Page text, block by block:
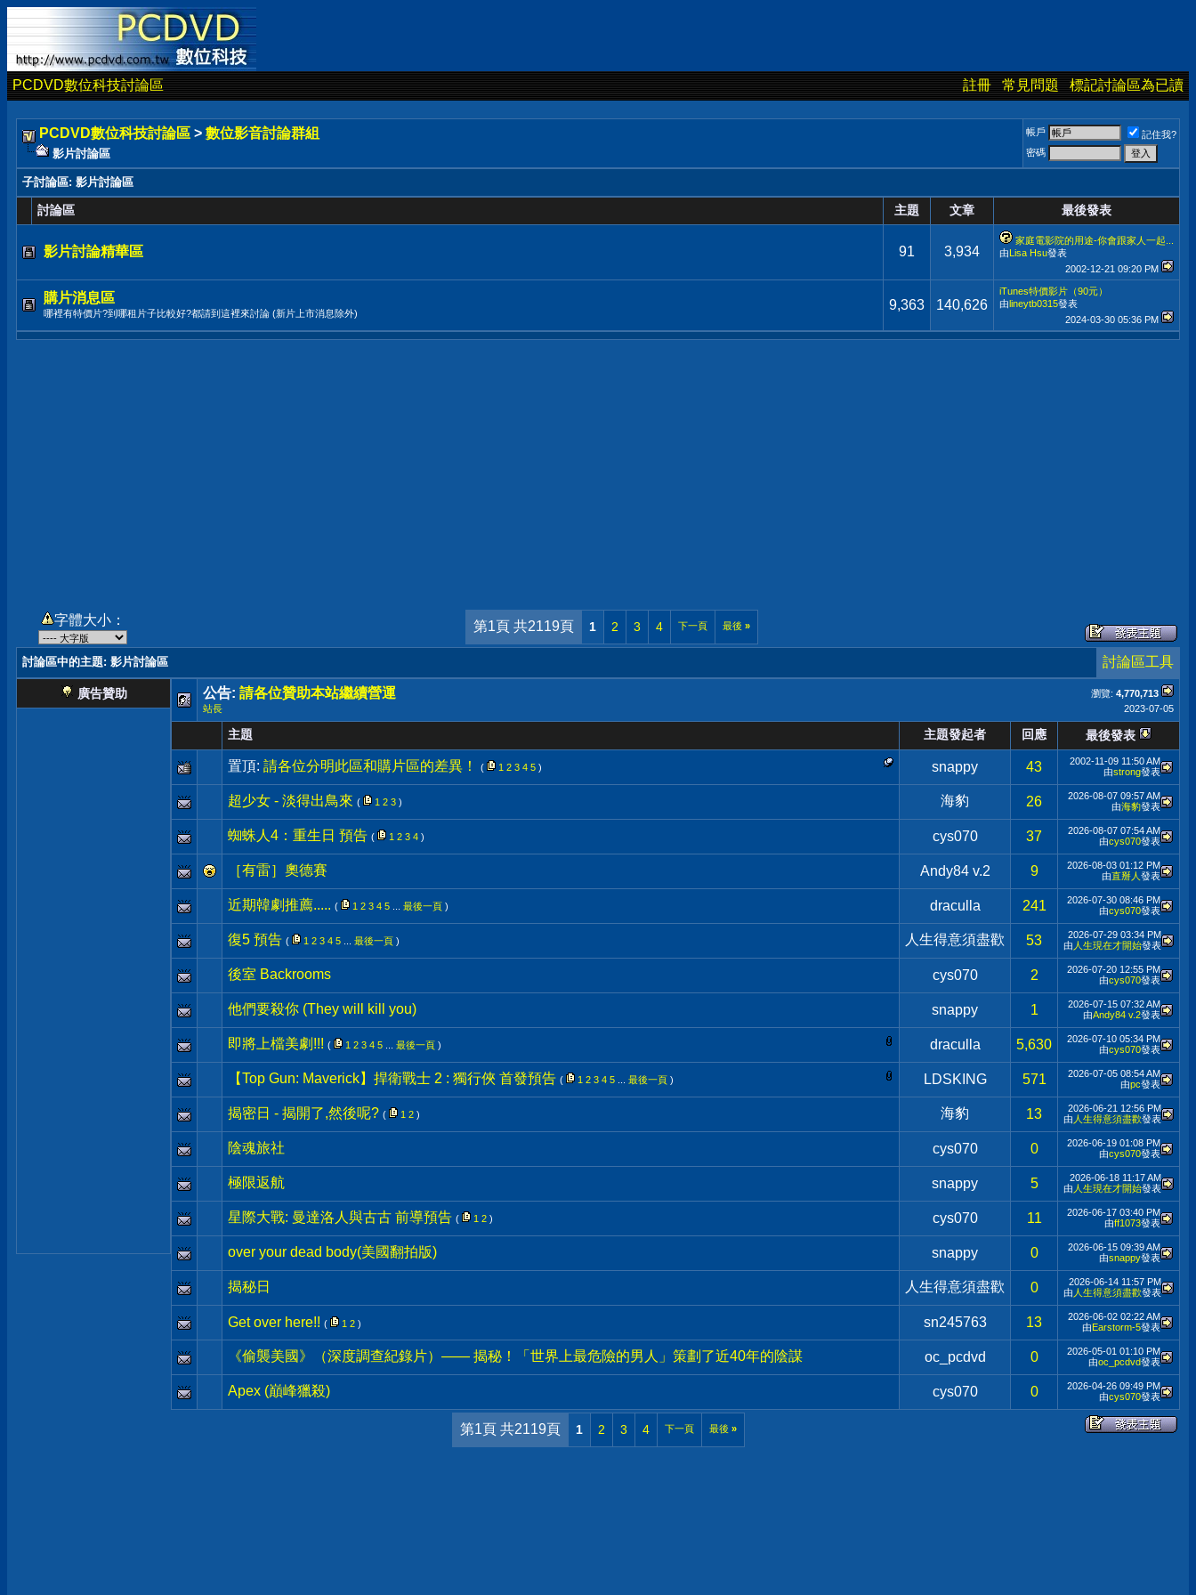
PCDVD數位科技討論區 註冊 常見問題 標記討論區為已讀
PCDVD數位科技討論區 > 數位影音討論群組
影片討論區
帳戶
記住我?
密碼
子討論區: 影片討論區
討論區 主題 文章 最後發表
影片討論精華區 91 3,934
家庭電影院的用途-你會跟家人一起...
由Lisa Hsu發表
2002-12-21 09:20 PM
購片消息區
哪裡有特價片?到哪租片子比較好?都請到這裡來討論 (新片上市消息除外)
9,363 140,626
iTunes特價影片（90元）
由lineytb0315發表
2024-03-30 05:36 PM
字體大小： 第1頁 共2119頁 1 2 3 4 下一頁 最後 »
討論區中的主題: 影片討論區 討論區工具
廣告贊助 瀏覽: 4,770,713
公告: 請各位贊助本站繼續營運
2023-07-05
站長
主題 主題發起者 回應 最後發表
置頂: 請各位分明此區和購片區的差異！ ( 1 2 3 4 5 ) snappy 43 2002-11-09 11:50 AM
由strong發表
超少女 - 淡得出鳥來 ( 1 2 3 ) 海豹 26 2026-08-07 09:57 AM
由海豹發表
蜘蛛人4：重生日 預告 ( 1 2 3 4 ) cys070 37 2026-08-07 07:54 AM
由cys070發表
［有雷］奧德賽 Andy84 v.2 9 2026-08-03 01:12 PM
由直掰人 發表
近期韓劇推薦..... ( 1 2 3 4 5 最後一頁 ) draculla 241 2026-07-30 08:46 PM
由cys070發表
復5 預告 ( 1 2 3 4 5 最後一頁 ) 人生得意須盡歡 53 2026-07-29 03:34 PM
由 人生現在才開始發表
後室 Backrooms cys070 2 2026-07-20 12:55 PM
由cys070發表
他們要殺你 (They will kill you) snappy 1 2026-07-15 07:32 AM
由Andy84 v.2發表
即將上檔美劇!!! ( 1 2 3 4 5 最後一頁 ) draculla 5,630 2026-07-10 05:34 PM
由cys070發表
【Top Gun: Maverick】捍衛戰士 2 : 獨行俠 首發預告 ( 1 2 3 4 5 最後一頁 ) LDSKING 571 2026-07-05 08:54 AM
由pc發表
揭密日 - 揭開了,然後呢? ( 1 2 ) 海豹 13 2026-06-21 12:56 PM
由 人生得意須盡歡發表
陰魂旅社 cys070 0 2026-06-19 01:08 PM
由cys070發表
極限返航 snappy 5 2026-06-18 11:17 AM
由 人生現在才開始發表
星際大戰: 曼達洛人與古古 前導預告 ( 1 2 ) cys070 11 2026-06-17 03:40 PM
由ff1073發表
over your dead body(美國翻拍版) snappy 0 2026-06-15 09:39 AM
由snappy發表
揭秘日 人生得意須盡歡 0 2026-06-14 11:57 PM
由 人生得意須盡歡發表
Get over here!! ( 1 2 ) sn245763 13 2026-06-02 02:22 AM
由Earstorm-5發表
《偷襲美國》（深度調查紀錄片）—— 揭秘！「世界上最危險的男人」策劃了近40年的陰謀 oc_pcdvd 0 2026-05-01 01:10 PM
由oc_pcdvd發表
Apex (巔峰獵殺) cys070 0 2026-04-26 09:49 PM
由cys070發表
第1頁 共2119頁 1 2 3 4 下一頁 最後 »